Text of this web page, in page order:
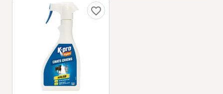
favorite_border